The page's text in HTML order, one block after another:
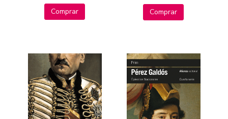
Comprar Comprar